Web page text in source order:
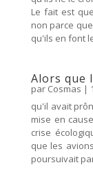
Le fait est
non parce
qu'ils en font
Alors que
par Cosmas |
qu'il avait
mise en
crise
que les
poursuivait